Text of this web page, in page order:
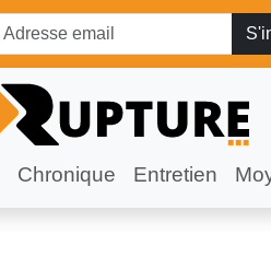
Chronique Entretien